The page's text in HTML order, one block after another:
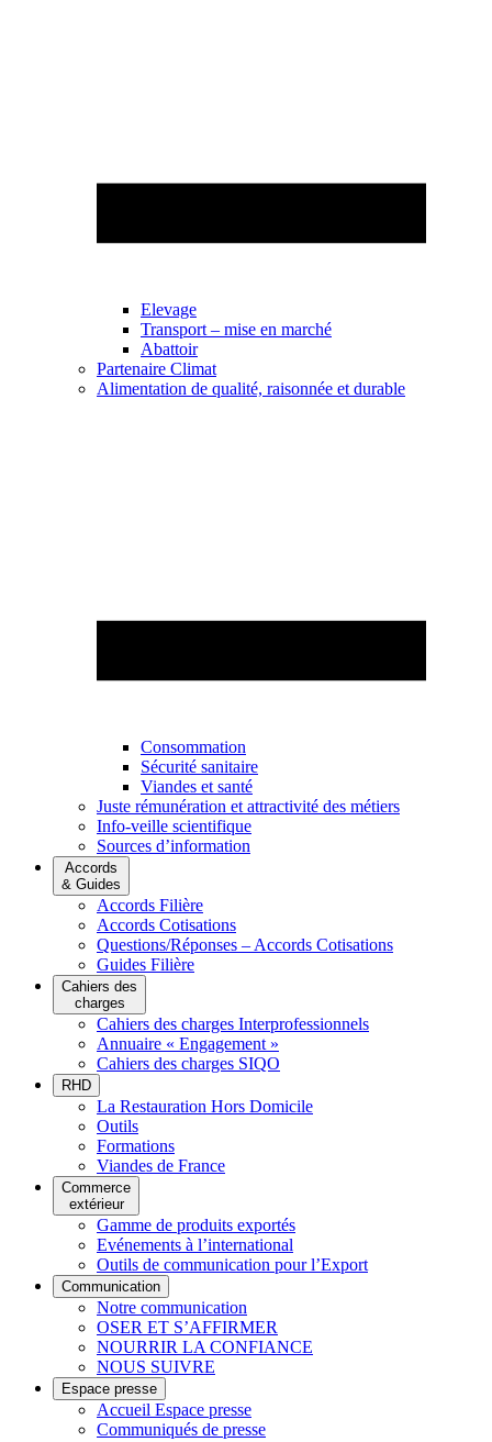
Elevage
Transport – mise en marché
Abattoir
Partenaire Climat
Alimentation de qualité, raisonnée et durable
Consommation
Sécurité sanitaire
Viandes et santé
Juste rémunération et attractivité des métiers
Info-veille scientifique
Sources d’information
Accords
& Guides
Accords Filière
Accords Cotisations
Questions/Réponses – Accords Cotisations
Guides Filière
Cahiers des
charges
Cahiers des charges Interprofessionnels
Annuaire « Engagement »
Cahiers des charges SIQO
RHD
La Restauration Hors Domicile
Outils
Formations
Viandes de France
Commerce
extérieur
Gamme de produits exportés
Evénements à l’international
Outils de communication pour l’Export
Communication
Notre communication
OSER ET S’AFFIRMER
NOURRIR LA CONFIANCE
NOUS SUIVRE
Espace presse
Accueil Espace presse
Communiqués de presse